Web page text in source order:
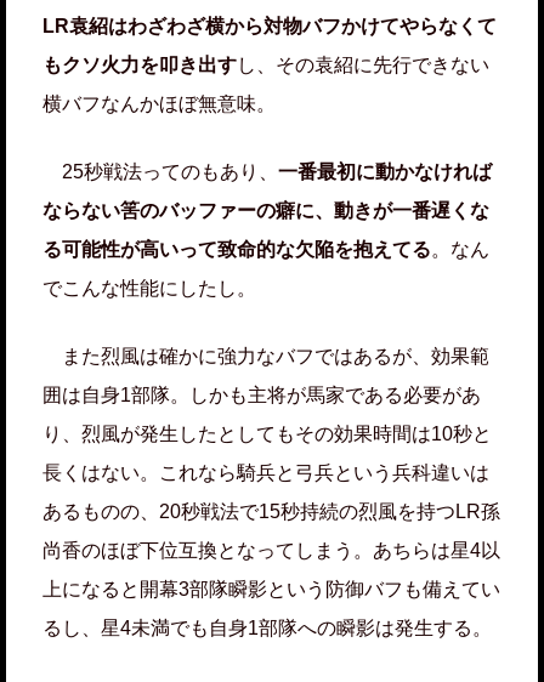
LR袁紹はわざわざ横から対物バフかけてやらなくて
もクソ火力を叩き出すし、その袁紹に先行できない
横バフなんかほぼ無意味。
25秒戦法ってのもあり、 一番最初に動かなければ
ならない筈のバッファーの癖に、動きが一番遅くな
る可能性が高いって致命的な欠陥を抱えてる。なん
でこんな性能にしたし。
また烈風は確かに強力なバフではあるが、効果範
囲は自身1部隊。しかも主将が馬家である必要があ
り、烈風が発生したとしてもその効果時間は10秒と
長くはない。これなら騎兵と弓兵という兵科違いは
あるものの、20秒戦法で15秒持続の烈風を持つLR孫
尚香のほぼ下位互換となってしまう。あちらは星4以
上になると開幕3部隊瞬影という防御バフも備えてい
るし、星4未満でも自身1部隊への瞬影は発生する。